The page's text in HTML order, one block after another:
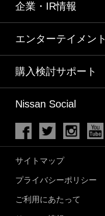
企業・IR情報
エンターテイメント
購入検討サポート
Nissan Social
サイトマップ
プライバシーポリシー
ご利用にあたって